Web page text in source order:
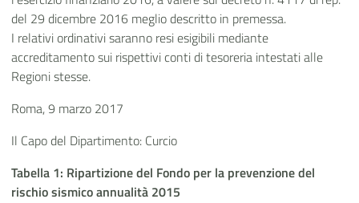
del 29 dicembre 2016 meglio descritto in premessa.
I relativi ordinativi saranno resi esigibili mediante
accreditamento sui rispettivi conti di tesoreria intestati alle
Regioni stesse.
Roma, 9 marzo 2017
Il Capo del Dipartimento: Curcio
Tabella 1: Ripartizione del Fondo per la prevenzione del
rischio sismico annualità 2015